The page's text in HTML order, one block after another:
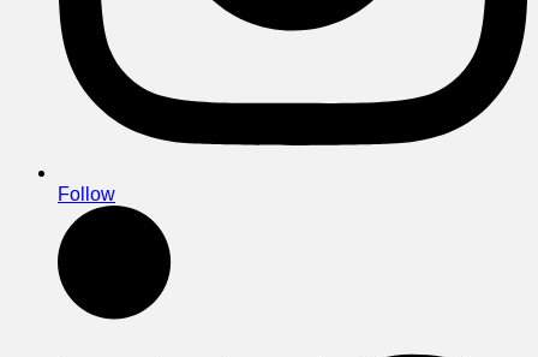
Follow